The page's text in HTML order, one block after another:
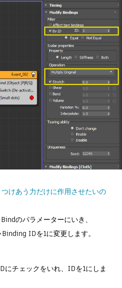
けあう力だけに作用させたいの
のパラメーターにいき、
IDを1に変更します。
チェックをいれ、IDを1にしま